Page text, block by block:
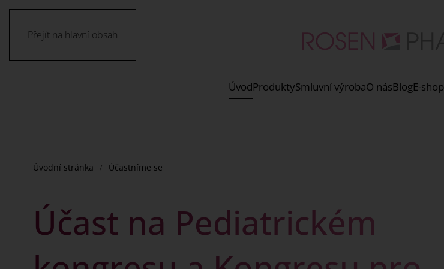
Přejít na hlavní obsah
ÚvodProduktySmluvní výrobaO násBlogE-shop
Úvodní stránka Účastníme se
Účast na Pediatrickém